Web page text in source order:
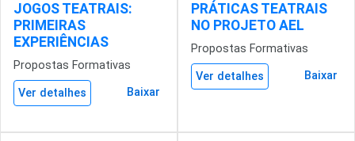
JOGOS TEATRAIS:
PRIMEIRAS
EXPERIÊNCIAS
Propostas Formativas
Ver detalhes Baixar
PRÁTICAS TEATRAIS
NO PROJETO AEL
Propostas Formativas
Ver detalhes Baixar